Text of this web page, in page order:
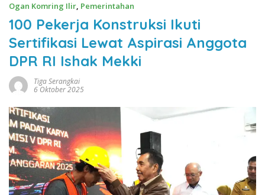
Ogan Komring Ilir, Pemerintahan
100 Pekerja Konstruksi Ikuti
Sertifikasi Lewat Aspirasi Anggota
DPR RI Ishak Mekki
Tiga Serangkai
6 Oktober 2025